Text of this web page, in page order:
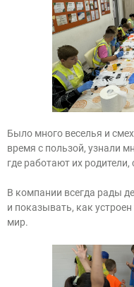
Было много веселья и
время с пользой, узнали
где работают их
В компании всегда рады
и показывать, как
мир.